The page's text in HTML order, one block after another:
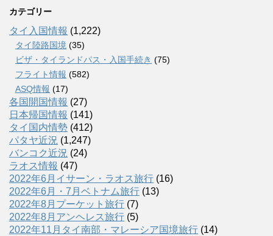
カテゴリー
タイ入国情報 (1,222)
タイ陸路国境 (35)
ビザ・タイランドパス・入国手続き (75)
フライト情報 (582)
ASQ情報 (17)
各国開国情報 (27)
日本帰国情報 (141)
タイ国内情勢 (412)
パタヤ近況 (1,247)
バンコク近況 (24)
ラオス情報 (47)
2022年6月イサーン・ラオス旅行 (16)
2022年6月・7月ベトナム旅行 (13)
2022年8月プーケット旅行 (7)
2022年8月アンヘレス旅行 (5)
2022年11月タイ南部・マレーシア国境旅行 (14)